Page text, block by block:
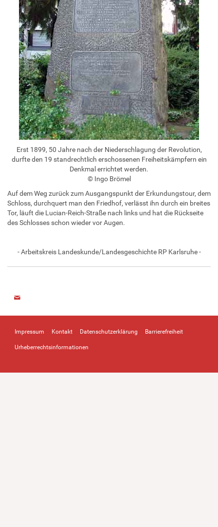
Erst 1899, 50 Jahre nach der Niederschlagung der Revolution,
durfte den 19 standrechtlich erschossenen Freiheitskämpfern ein
Denkmal errichtet werden.
© Ingo Brömel
Auf dem Weg zurück zum Ausgangspunkt der Erkundungstour, dem
Schloss, durchquert man den Friedhof, verlässt ihn durch ein breites
Tor, läuft die Lucian-Reich-Straße nach links und hat die Rückseite
des Schlosses schon wieder vor Augen.
- Arbeitskreis Landeskunde/Landesgeschichte RP Karlsruhe -
Impressum Kontakt Datenschutzerklärung Barrierefreiheit
Urheberrechtsinformationen